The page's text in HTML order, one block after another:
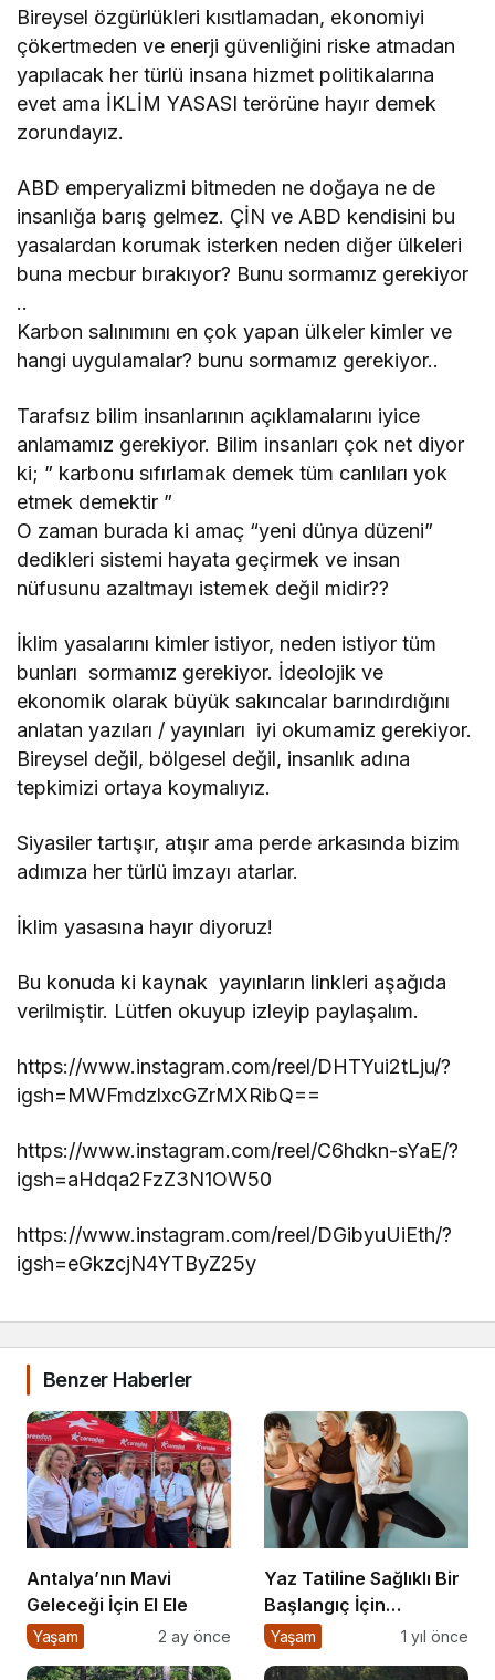
Bireysel özgürlükleri kısıtlamadan, ekonomiyi
çökertmeden ve enerji güvenliğini riske atmadan
yapılacak her türlü insana hizmet politikalarına
evet ama İKLİM YASASI terörüne hayır demek
zorundayız.
ABD emperyalizmi bitmeden ne doğaya ne de
insanlığa barış gelmez. ÇİN ve ABD kendisini bu
yasalardan korumak isterken neden diğer ülkeleri
buna mecbur bırakıyor? Bunu sormamız gerekiyor
..
Karbon salınımını en çok yapan ülkeler kimler ve
hangi uygulamalar? bunu sormamız gerekiyor..
Tarafsız bilim insanlarının açıklamalarını iyice
anlamamız gerekiyor. Bilim insanları çok net diyor
ki; ” karbonu sıfırlamak demek tüm canlıları yok
etmek demektir ”
O zaman burada ki amaç “yeni dünya düzeni”
dedikleri sistemi hayata geçirmek ve insan
nüfusunu azaltmayı istemek değil midir??
İklim yasalarını kimler istiyor, neden istiyor tüm
bunları sormamız gerekiyor. İdeolojik ve
ekonomik olarak büyük sakıncalar barındırdığını
anlatan yazıları / yayınları iyi okumamiz gerekiyor.
Bireysel değil, bölgesel değil, insanlık adına
tepkimizi ortaya koymalıyız.
Siyasiler tartışır, atışır ama perde arkasında bizim
adımıza her türlü imzayı atarlar.
İklim yasasına hayır diyoruz!
Bu konuda ki kaynak yayınların linkleri aşağıda
verilmiştir. Lütfen okuyup izleyip paylaşalım.
https://www.instagram.com/reel/DHTYui2tLju/?
igsh=MWFmdzlxcGZrMXRibQ==
https://www.instagram.com/reel/C6hdkn-sYaE/?
igsh=aHdqa2FzZ3N1OW50
https://www.instagram.com/reel/DGibyuUiEth/?
igsh=eGkzcjN4YTByZ25y
Benzer Haberler
Antalya’nın Mavi
Geleceği İçin El Ele
Yaşam 2 ay önce
Yaz Tatiline Sağlıklı Bir
Başlangıç İçin
Beslenme
Yaşam 1 yıl önce